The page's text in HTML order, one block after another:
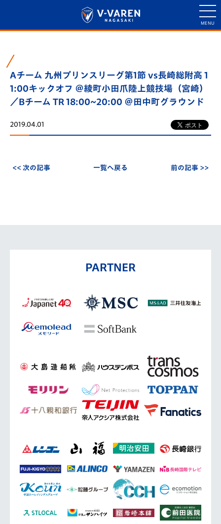
Aチーム 九州プリンスリーグ第1節 vs長崎総附高 1
1:00キックオフ ＠綾町小田爪陸上競技場（宮崎）
／Bチーム TR 18:00~20:00 ＠田中町グラウンド
2019.04.01
<< 次の記事 一覧へ戻る 前の記事 >>
PARTNER